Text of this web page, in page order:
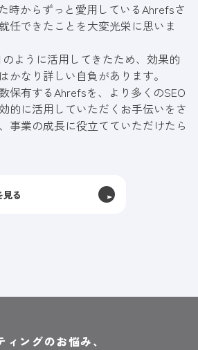
時からずっと愛用しているAhrefsさ
任できたことを大変光栄に思いま
ように活用してきたため、効果的
かなり詳しい自負があります。
保有するAhrefsを、より多くのSEO
的に活用していただくお手伝いをさ
事業の成長に役立てていただけたら
見る
ングのお悩み、